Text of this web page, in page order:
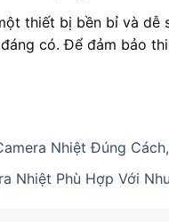
thiết bị bền bỉ và dễ
có. Để đảm bảo
Nhiệt Đúng
Nhiệt Phù Hợp Với